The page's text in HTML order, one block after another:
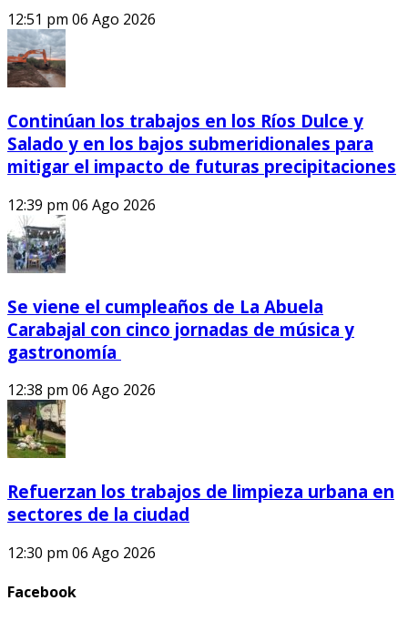
12:51 pm 06 Ago 2026
Continúan los trabajos en los Ríos Dulce y
Salado y en los bajos submeridionales para
mitigar el impacto de futuras precipitaciones
12:39 pm 06 Ago 2026
Se viene el cumpleaños de La Abuela
Carabajal con cinco jornadas de música y
gastronomía
12:38 pm 06 Ago 2026
Refuerzan los trabajos de limpieza urbana en
sectores de la ciudad
12:30 pm 06 Ago 2026
Facebook